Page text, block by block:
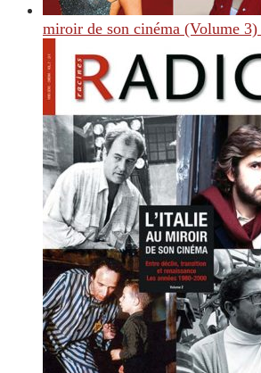
miroir de son cinéma (Volume 3)